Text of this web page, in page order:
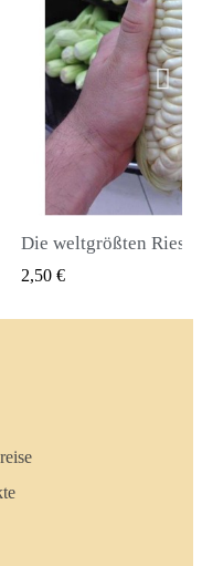
Die weltgrößten Riesenmais-Samen Cuzco - Cusco
2,40 €